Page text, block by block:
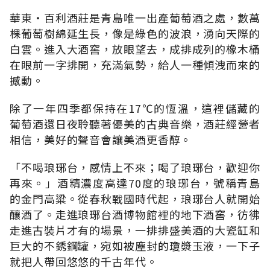
華東‧百利酒莊是青島唯一出產葡萄酒之處，數萬
棵葡萄樹綿延生長，像是綠色的波浪，湧向天際的
白雲。進入大酒窖，放眼望去，成排成列的橡木桶
在眼前一字排開，充滿氣勢，給人一種傾洩而來的
撼動。
除了一年四季都保持在17℃的恆溫，這裡儲藏的
葡萄酒還日夜聆聽著優美的古典音樂，酒莊經營者
相信，美好的聲音會讓美酒更香醇。
「不喝琅琊台，感情上不來；喝了琅琊台，歡迎你
再來。」酒精濃度高達70度的琅琊台，號稱青島
的金門高粱。從春秋戰國時代起，琅琊台人就開始
釀酒了。走進琅琊台酒博物館裡的地下酒窖，彷彿
走進古裝片才有的場景，一排排盛美酒的大瓷缸和
巨大的不銹鋼罐，宛如被塵封的瓊漿玉液，一下子
就把人帶回悠悠的千古年代。